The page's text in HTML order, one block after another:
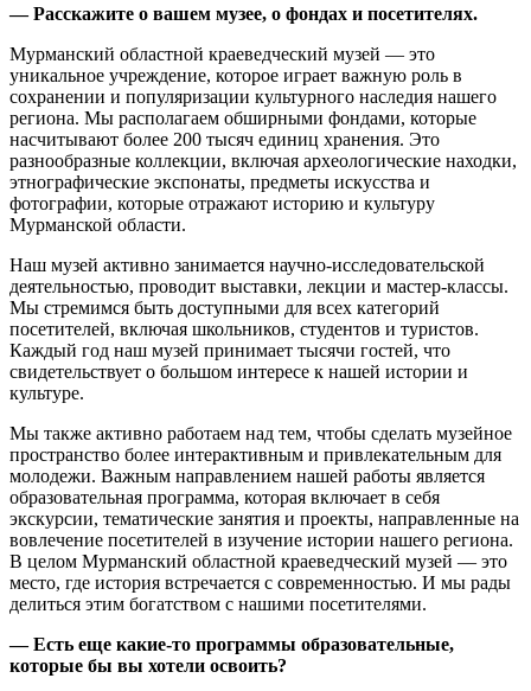
—Расскажите о вашем музее, о фондах и посетителях.
Мурманский областной краеведческий музей — это
уникальное учреждение, которое играет важную роль в
сохранении и популяризации культурного наследия нашего
региона. Мы располагаем обширными фондами, которые
насчитывают более 200 тысяч единиц хранения. Это
разнообразные коллекции, включая археологические находки,
этнографические экспонаты, предметы искусства и
фотографии, которые отражают историю и культуру
Мурманской области.
Наш музей активно занимается научно-исследовательской
деятельностью, проводит выставки, лекции и мастер-классы.
Мы стремимся быть доступными для всех категорий
посетителей, включая школьников, студентов и туристов.
Каждый год наш музей принимает тысячи гостей, что
свидетельствует о большом интересе к нашей истории и
культуре.
Мы также активно работаем над тем, чтобы сделать музейное
пространство более интерактивным и привлекательным для
молодежи. Важным направлением нашей работы является
образовательная программа, которая включает в себя
экскурсии, тематические занятия и проекты, направленные на
вовлечение посетителей в изучение истории нашего региона.
В целом Мурманский областной краеведческий музей — это
место, где история встречается с современностью. И мы рады
делиться этим богатством с нашими посетителями.
—Есть еще какие-то программы образовательные,
которые бы вы хотели освоить?